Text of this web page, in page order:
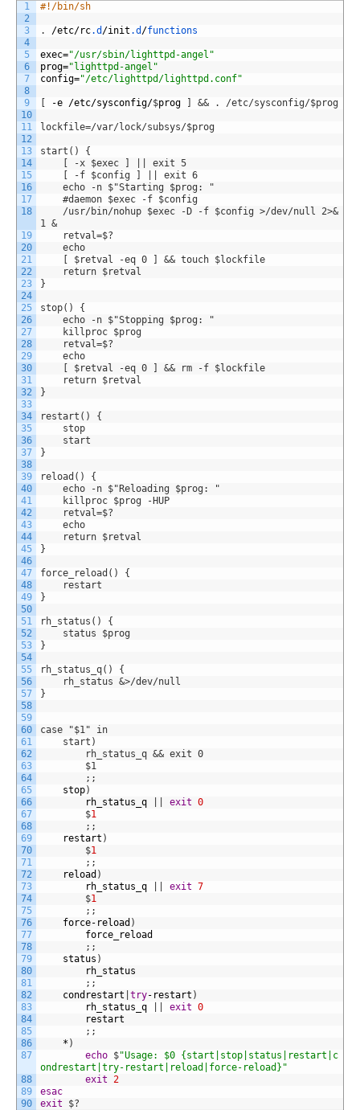
1
2
3
4
5
6
7
8
9
10
11
12
13
14
15
16
17
18
19
20
21
22
23
24
25
26
27
28
29
30
31
32
33
34
35
36
37
38
39
40
41
42
43
44
45
46
47
48
49
50
51
52
53
54
55
56
57
58
59
60
61
62
63
64
65
66
67
68
69
70
71
72
73
74
75
76
77
78
79
80
81
82
83
84
85
86
87
88
89
90
#!/bin/sh
. /etc/rc.d /init .d /functions
exec="/usr/sbin/lighttpd-angel"
prog="lighttpd-angel"
config="/etc/lighttpd/lighttpd.conf"
-e /etc/sysconfig/$prog && . /etc/sysconfig/$prog
lockfile=/var/lock/subsys/$prog
start() {
[ -x $exec ] || exit 5
[ -f $config ] || exit 6
echo -n $"Starting $prog: "
#daemon $exec -f $config
/usr/bin/nohup $exec -D -f $config >/dev/null 2>&
1 &
retval=$?
echo
[ $retval -eq 0 ] && touch $lockfile
return $retval
}
stop() {
echo -n $"Stopping $prog: "
killproc $prog
retval=$?
echo
[ $retval -eq 0 ] && rm -f $lockfile
return $retval
}
restart() {
stop
start
}
reload() {
echo -n $"Reloading $prog: "
killproc $prog -HUP
retval=$?
echo
return $retval
}
force_reload() {
restart
}
rh_status() {
status $prog
}
rh_status_q() {
rh_status &>/dev/null
}
case "$1" in
start)
rh_status_q && exit 0
$1
; ;
stop)
rh_status_q
exit 0
$1
; ;
restart )
$1
; ;
reload )
rh_status_q
exit 7
$1
; ;
force- reload )
force_reload
; ;
status )
rh_status
; ;
condrestart try- restart )
rh_status_q
exit 0
restart
; ;
* )
echo $"Usage: $0 {start|stop|status|restart|c
ondrestart|try-restart|reload|force-reload}"
exit 2
esac
exit
$?